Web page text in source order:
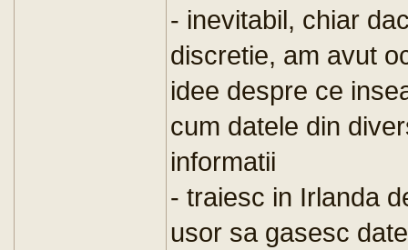
- inevitabil, chiar
discretie, am avut
idee despre ce
cum datele din
informatii
- traiesc in Irlanda
usor sa gasesc